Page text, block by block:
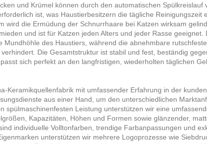
und Krümel können durch den automatischen
ist, was Haustierbesitzern die tägliche Reinigungszeit
wird die Ermüdung der Schnurrhaare bei Katzen wirksam
und ist für Katzen jeden Alters und jeder Rasse
Mundhöhle des Haustiers, während die abnehmbare
Die Gesamtstruktur ist stabil und fest, beständig
sich perfekt an den langfristigen, wiederholten täglichen
Keramikquellenfabrik mit umfassender Erfahrung in der
aus einer Hand, um den unterschiedlichen
spülmaschinenfesten Leistung unterstützen wir eine
Kapazitäten, Höhen und Formen sowie glänzender,
individuelle Volltonfarben, trendige Farbanpassungen und
unterstützen wir mehrere Logoprozesse wie